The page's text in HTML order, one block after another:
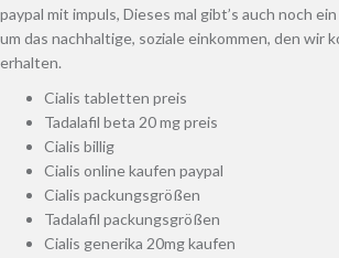
paypal mit impuls, Dieses mal gibt’s auch noch
um das nachhaltige, soziale einkommen, den wir
erhalten.
Cialis tabletten preis
Tadalafil beta 20 mg preis
Cialis billig
Cialis online kaufen paypal
Cialis packungsgrößen
Tadalafil packungsgrößen
Cialis generika 20mg kaufen